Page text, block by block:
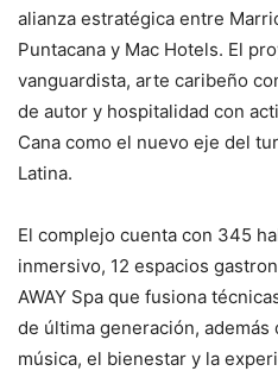
alianza estratégica entre
Puntacana y Mac Hotels. El
vanguardista, arte caribeño
de autor y hospitalidad con
Cana como el nuevo eje del
Latina.
El complejo cuenta con 345
inmersivo, 12 espacios
AWAY Spa que fusiona
de última generación, además
música, el bienestar y la